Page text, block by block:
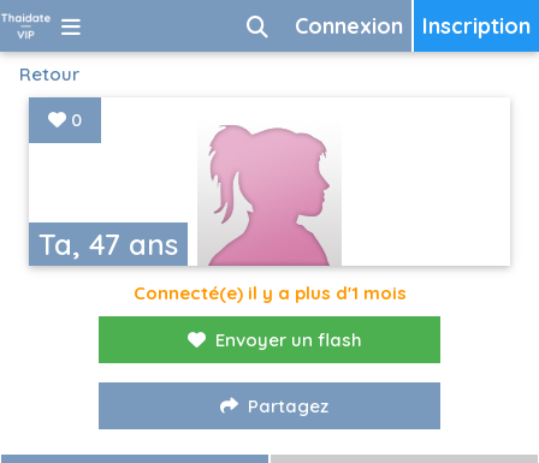
Inscription
Connexion
Retour
Ta, 47 ans
0
Connecté(e) il y a plus d'1 mois
Envoyer un flash
Partagez